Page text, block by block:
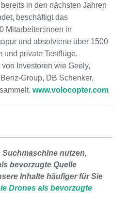
in den nächsten Jahren
beschäftigt das
Mitarbeiter:innen in
und absolvierte über 1500
und private Testflüge.
Investoren wie Geely,
Group, DB Schenker,
www.volocopter.com
Suchmaschine nutzen,
bevorzugte Quelle
Inhalte häufiger für Sie
Drones als bevorzugte